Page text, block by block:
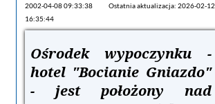
Zapraszamy na wypoczynek do pokoi nad
morzem w Willi Sola w Ustroniu Morskim!
2002-04-08 09:33:38
Ostatnia aktualizacja: 2026-02-12
16:35:44
Ośrodek wypoczynku -
hotel "Bocianie Gniazdo"
- jest położony nad